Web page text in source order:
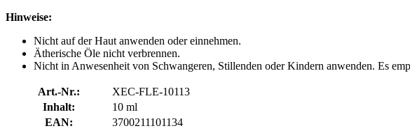
Hinweise:
Nicht auf der Haut anwenden oder einnehmen.
Ätherische Öle nicht verbrennen.
Nicht in Anwesenheit von Schwangeren, Stillenden oder Kindern anwenden. Es
Art.-Nr.:
XEC-FLE-10113
Inhalt:
10 ml
EAN:
3700211101134